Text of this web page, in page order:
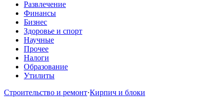
Развлечение
Финансы
Бизнес
Здоровье и спорт
Научные
Прочее
Налоги
Образование
Утилиты
Строительство и ремонт·Кирпич и блоки